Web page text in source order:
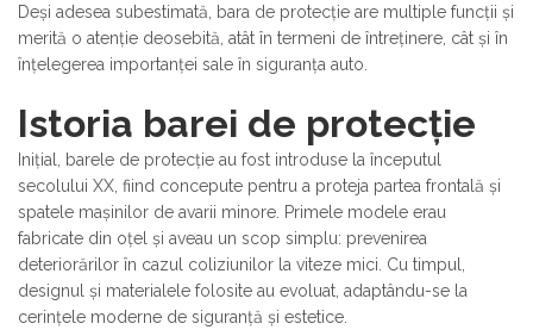
Deși adesea subestimată, bara de protecție are multiple funcții și
merită o atenție deosebită, atât în termeni de întreținere, cât și în
înțelegerea importanței sale în siguranța auto.
Istoria barei de protecție
Inițial, barele de protecție au fost introduse la începutul
secolului XX, fiind concepute pentru a proteja partea frontală și
spatele mașinilor de avarii minore. Primele modele erau
fabricate din oțel și aveau un scop simplu: prevenirea
deteriorărilor în cazul coliziunilor la viteze mici. Cu timpul,
designul și materialele folosite au evoluat, adaptându-se la
cerințele moderne de siguranță și estetice.